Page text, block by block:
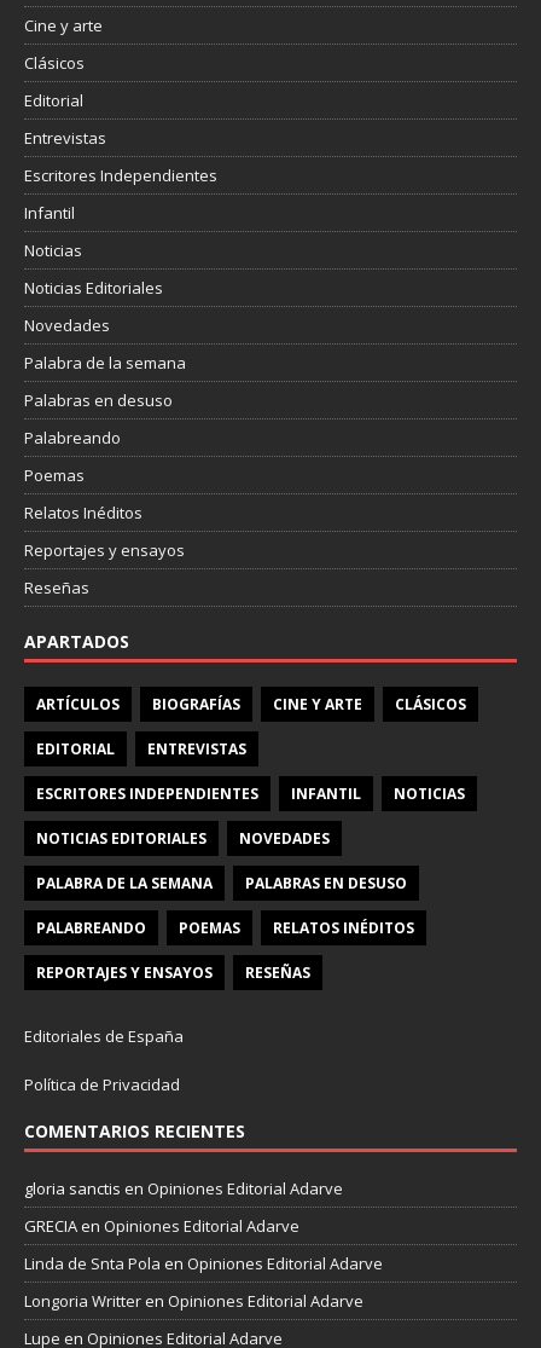
Cine y arte
Clásicos
Editorial
Entrevistas
Escritores Independientes
Infantil
Noticias
Noticias Editoriales
Novedades
Palabra de la semana
Palabras en desuso
Palabreando
Poemas
Relatos Inéditos
Reportajes y ensayos
Reseñas
APARTADOS
ARTÍCULOS BIOGRAFÍAS CINE Y ARTE CLÁSICOS
EDITORIAL ENTREVISTAS
ESCRITORES INDEPENDIENTES INFANTIL NOTICIAS
NOTICIAS EDITORIALES NOVEDADES
PALABRA DE LA SEMANA PALABRAS EN DESUSO
PALABREANDO POEMAS RELATOS INÉDITOS
REPORTAJES Y ENSAYOS RESEÑAS
Editoriales de España
Política de Privacidad
COMENTARIOS RECIENTES
gloria sanctis en Opiniones Editorial Adarve
GRECIAen Opiniones Editorial Adarve
Linda de Snta Pola en Opiniones Editorial Adarve
Longoria Writteren Opiniones Editorial Adarve
Lupe en Opiniones Editorial Adarve